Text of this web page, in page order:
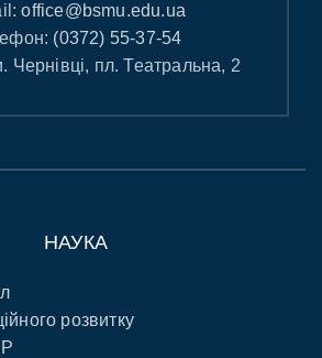
office@bsmu.edu.ua
(0372) 55-37-54
Чернівці, пл. Театральна, 2
НАУКА
розвитку